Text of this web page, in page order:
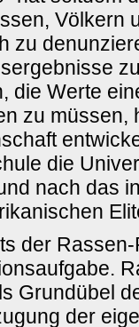
Völkern
zu
die Werte
zu müssen,
die
nach das
der
Grundübel
der